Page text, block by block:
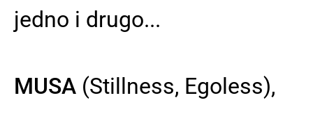
jedno i drugo...
MUSA (Stillness, Egoless),